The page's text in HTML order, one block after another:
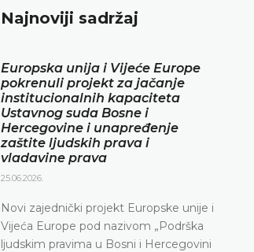
Najnoviji sadržaj
Europska unija i Vijeće Europe
pokrenuli projekt za jačanje
institucionalnih kapaciteta
Ustavnog suda Bosne i
Hercegovine i unapređenje
zaštite ljudskih prava i
vladavine prava
25.06.2026.
Novi zajednički projekt Europske unije i
Vijeća Europe pod nazivom „Podrška
ljudskim pravima u Bosni i Hercegovini